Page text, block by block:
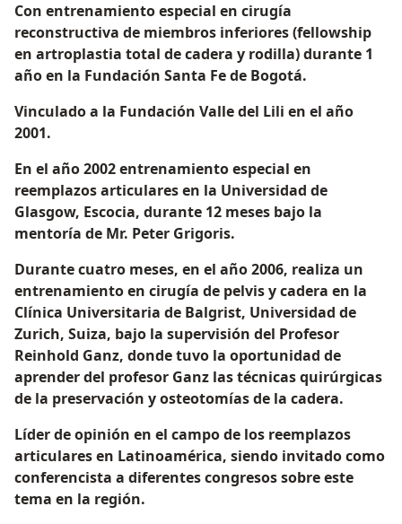
Con entrenamiento especial en cirugía
reconstructiva de miembros inferiores (fellowship
en artroplastia total de cadera y rodilla) durante 1
año en la Fundación Santa Fe de Bogotá.
Vinculado a la Fundación Valle del Lili en el año
2001.
En el año 2002 entrenamiento especial en
reemplazos articulares en la Universidad de
Glasgow, Escocia, durante 12 meses bajo la
mentoría de Mr. Peter Grigoris.
Durante cuatro meses, en el año 2006, realiza un
entrenamiento en cirugía de pelvis y cadera en la
Clínica Universitaria de Balgrist, Universidad de
Zurich, Suiza, bajo la supervisión del Profesor
Reinhold Ganz, donde tuvo la oportunidad de
aprender del profesor Ganz las técnicas quirúrgicas
de la preservación y osteotomías de la cadera.
Líder de opinión en el campo de los reemplazos
articulares en Latinoamérica, siendo invitado como
conferencista a diferentes congresos sobre este
tema en la región.